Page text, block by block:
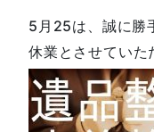
5月25は、誠に勝
休業とさせていた